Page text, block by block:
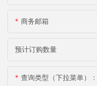
商务邮箱
预计订购数量
查询类型（下拉菜单）：